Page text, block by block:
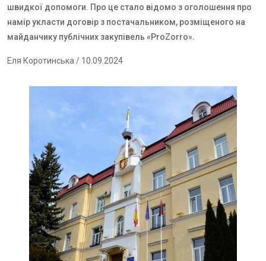
швидкої допомоги. Про це стало відомо з оголошення про
намір укласти договір з постачальником, розміщеного на
майданчику публічних закупівель «ProZorro».
Еля Коротинська / 10.09.2024